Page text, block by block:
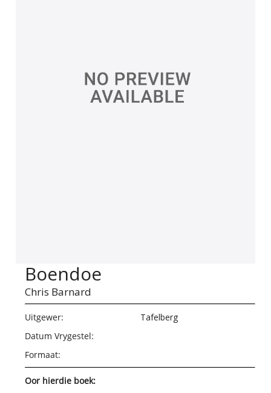
Boendoe
Chris Barnard
Uitgewer:
Tafelberg
Datum Vrygestel:
Formaat:
Oor hierdie boek: